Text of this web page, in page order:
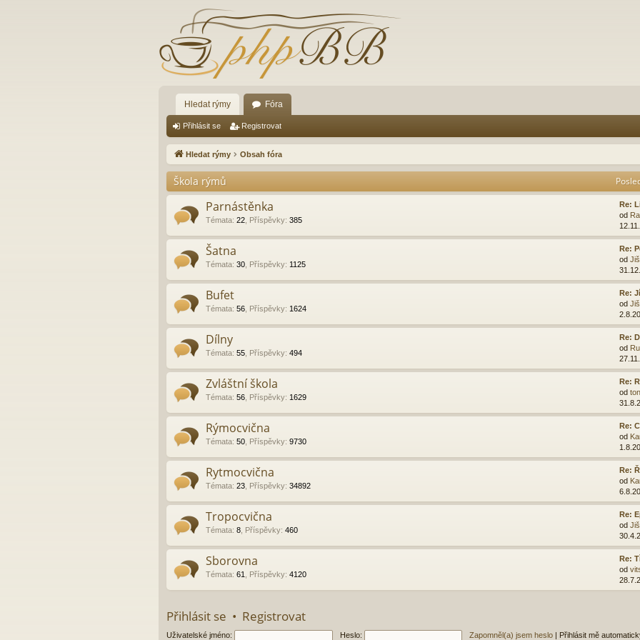
Hledat rýmy Fóra
Přihlásit se Registrovat
Hledat rýmy Obsah fóra
Škola rýmů
Parnástěnka
Témata: 22 Příspěvky: 385
Re:
od
Šatna
Témata: 30 Příspěvky: 1125
Re:
od
Bufet
Témata: 56 Příspěvky: 1624
Re:
od
Dílny
Témata: 55 Příspěvky: 494
Re:
od
Zvláštní škola
Témata: 56 Příspěvky: 1629
Re:
od
Rýmocvična
Témata: 50 Příspěvky: 9730
Re:
od
Rytmocvična
Témata: 23 Příspěvky: 34892
Re:
od
Tropocvična
Témata: 8 Příspěvky: 460
Re:
od
Sborovna
Témata: 61 Příspěvky: 4120
Re:
od
Přihlásit se • Registrovat
Uživatelské jméno: Heslo: Zapomněl(a) jsem heslo Přihlásit mě